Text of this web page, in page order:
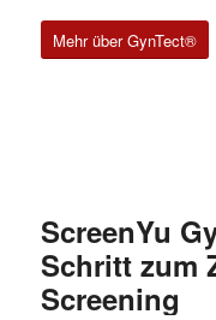
Mehr über GynTect®
ScreenYu
Schritt zum
Screening